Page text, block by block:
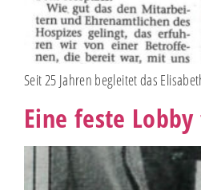
Seit 25 Jahren begleitet das
Eine feste